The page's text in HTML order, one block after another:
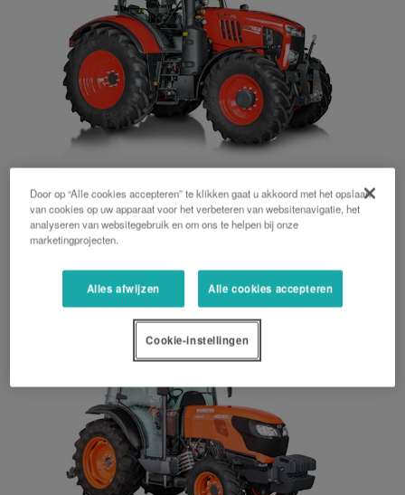
M7003
Door op “Alle cookies accepteren” te klikken gaat u akkoord met het opslaan
van cookies op uw apparaat voor het verbeteren van websitenavigatie, het
analyseren van websitegebruik en om ons te helpen bij onze
marketingprojecten.
Alles afwijzen Alle cookies accepteren
Cookie-instellingen